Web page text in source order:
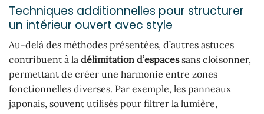
Techniques additionnelles pour structurer
un intérieur ouvert avec style
Au-delà des méthodes présentées, d’autres astuces
contribuent à la délimitation d’espacessans cloisonner,
permettant de créer une harmonie entre zones
fonctionnelles diverses. Par exemple, les panneaux
japonais, souvent utilisés pour filtrer la lumière,